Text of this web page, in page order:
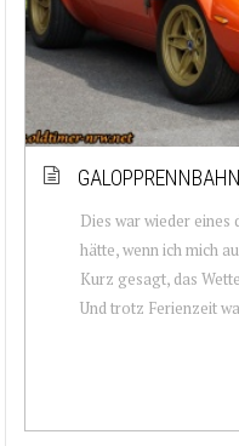
Dies war wieder eines
hätte, wenn ich mich
Kurz gesagt, das
Und trotz Ferienzeit